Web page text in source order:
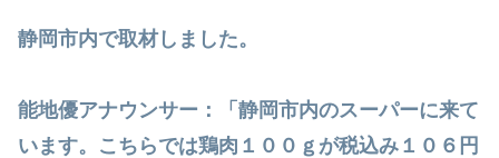
静岡市内で取材しました。
能地優アナウンサー：「静岡市内のスーパーに来て
います。こちらでは鶏肉１００ｇが税込み１０６円